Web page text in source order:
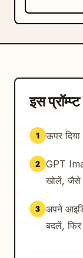
इस
1 ऊपर दिया
2 GPT
खोलें, जैसे
3 अपने
बदलें,